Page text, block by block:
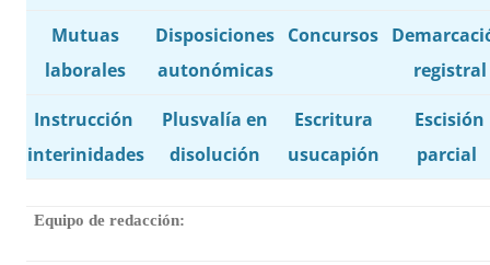
Mutuas
laborales
Disposiciones
autonómicas
Concursos
registral
Instrucción
interinidades
Plusvalía en
disolución
Escritura
usucapión
Escisión
parcial
Equipo de redacción: